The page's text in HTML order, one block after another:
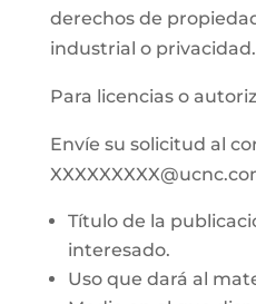
derechos de
industrial o privacidad.
Para licencias o
Envíe su solicitud al
Título de la
interesado.
Uso que dará al